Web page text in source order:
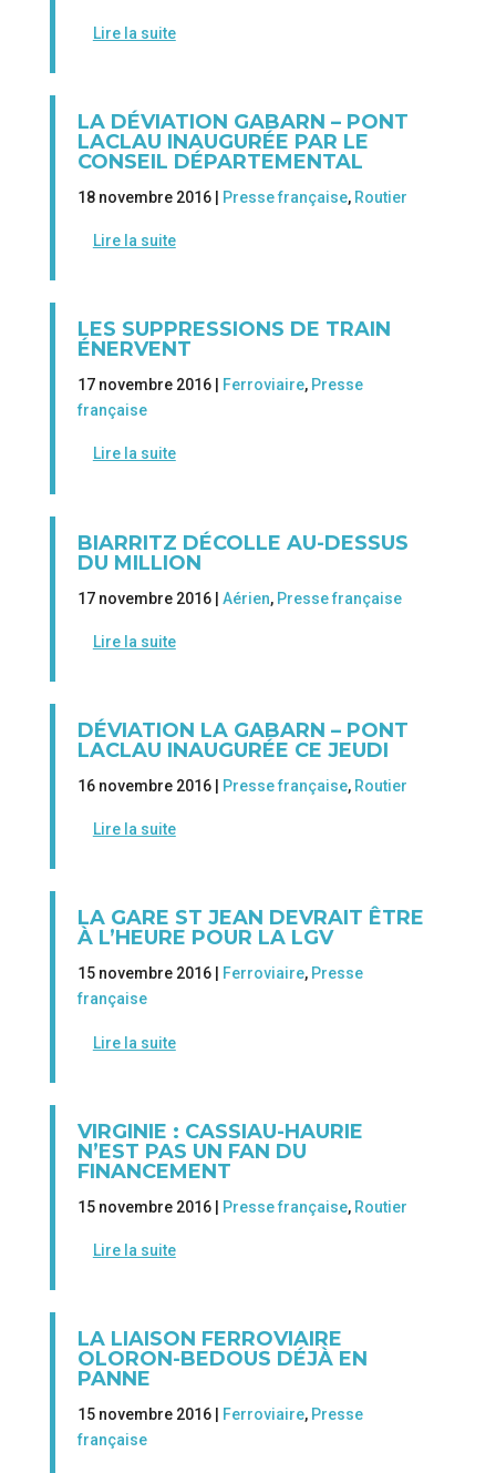
Lire la suite
LA DÉVIATION GABARN – PONT
LACLAU INAUGURÉE PAR LE
CONSEIL DÉPARTEMENTAL
18 novembre 2016 | Presse française, Routier
Lire la suite
LES SUPPRESSIONS DE TRAIN
ÉNERVENT
17 novembre 2016 | Ferroviaire, Presse
française
Lire la suite
BIARRITZ DÉCOLLE AU-DESSUS
DU MILLION
17 novembre 2016 | Aérien, Presse française
Lire la suite
DÉVIATION LA GABARN – PONT
LACLAU INAUGURÉE CE JEUDI
16 novembre 2016 | Presse française, Routier
Lire la suite
LA GARE ST JEAN DEVRAIT ÊTRE
À L’HEURE POUR LA LGV
15 novembre 2016 | Ferroviaire, Presse
française
Lire la suite
VIRGINIE : CASSIAU-HAURIE
N’EST PAS UN FAN DU
FINANCEMENT
15 novembre 2016 | Presse française, Routier
Lire la suite
LA LIAISON FERROVIAIRE
OLORON-BEDOUS DÉJÀ EN
PANNE
15 novembre 2016 | Ferroviaire, Presse
française